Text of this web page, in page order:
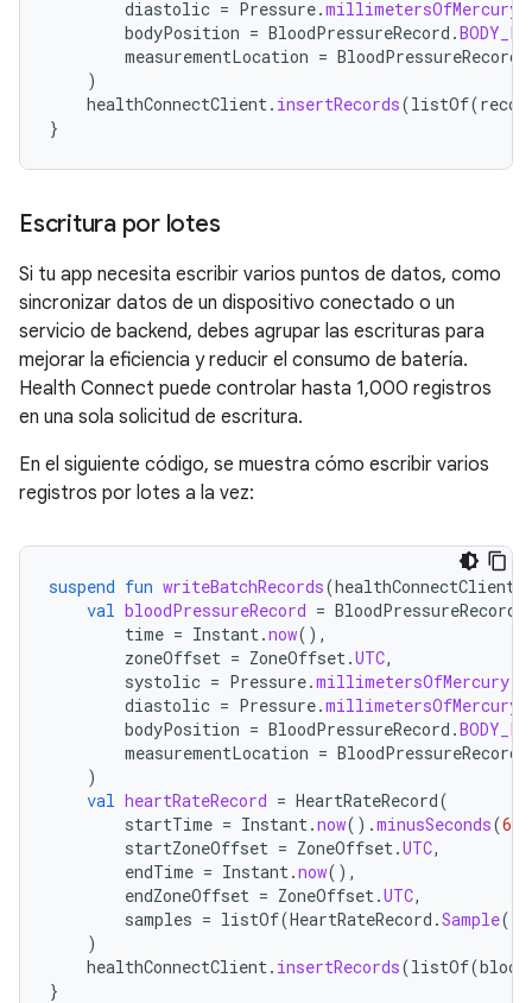
diastolic = Pressure.millimetersOfMercury
bodyPosition = BloodPressureRecord .
measurementLocation = BloodPressureRecord
)
healthConnectClient. insertRecords(listOf(
}
Escritura por lotes
Si tu app necesita escribir varios puntos de datos, como
sincronizar datos de un dispositivo conectado o un
servicio de backend, debes agrupar las escrituras para
mejorar la eficiencia y reducir el consumo de batería.
Health Connect puede controlar hasta 1,000 registros
en una sola solicitud de escritura.
En el siguiente código, se muestra cómo escribir varios
registros por lotes a la vez:
suspend fun writeBatchRecords(healthConnectClient
val bloodPressureRecord = BloodPressureRecord
time = Instant.now(),
zoneOffset = ZoneOffset.UTC,
systolic = Pressure.millimetersOfMercury
diastolic = Pressure.millimetersOfMercury
bodyPosition = BloodPressureRecord .
measurementLocation = BloodPressureRecord
)
val heartRateRecord = HeartRateRecord(
startTime = Instant.now().minusSeconds(60
startZoneOffset = ZoneOffset.UTC,
endTime = Instant.now(),
endZoneOffset = ZoneOffset.UTC,
samples = listOf(HeartRateRecord .Sample(
)
healthConnectClient. insertRecords(listOf(
}